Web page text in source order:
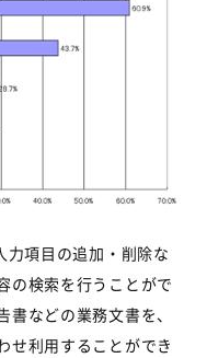
項目の追加・削除な
の検索を行うことがで
などの業務文書を、
せ利用することができ